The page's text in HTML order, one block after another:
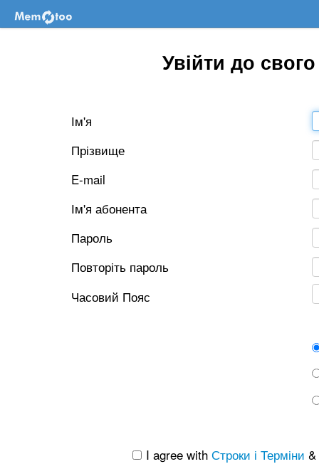
Увійти до
Ім'я
Прізвище
E-mail
Ім'я абонента
Пароль
Повторіть пароль
Часовий Пояс
I agree withСтроки і Терміни